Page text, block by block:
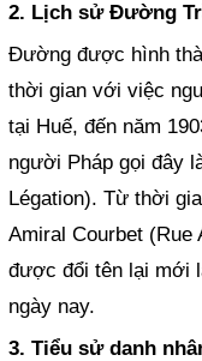
2. Lịch sử Đường
Đường được hình
thời gian với việc
tại Huế, đến năm
người Pháp gọi đây
Légation). Từ thời
Amiral Courbet (Rue
được đổi tên lại mới
ngày nay.
3. Tiểu sử danh